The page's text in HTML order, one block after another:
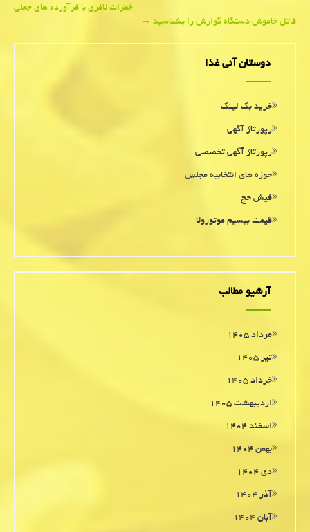
navigation
←خطرات لاغری با فرآورده های جعلی
قاتل خاموش دستگاه گوارش را بشناسید→
دوستان آنی غذا
خرید بک لینک
رپورتاژ آگهی
رپورتاژ آگهی تخصصی
حوزه های انتخابیه مجلس
فیش حج
قیمت بیسیم موتورولا
آرشیو مطالب
مرداد ۱۴۰۵
تیر ۱۴۰۵
خرداد ۱۴۰۵
اردیبهشت ۱۴۰۵
اسفند ۱۴۰۴
بهمن ۱۴۰۴
دی ۱۴۰۴
آذر ۱۴۰۴
آبان ۱۴۰۴